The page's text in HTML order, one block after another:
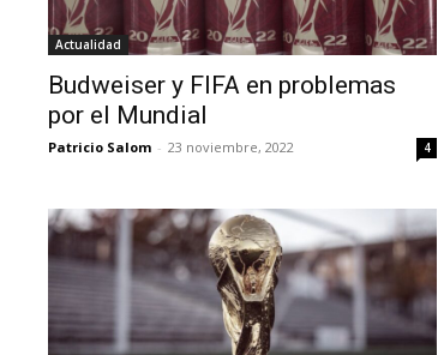
Actualidad
Budweiser y FIFA en problemas
por el Mundial
Patricio Salom - 23 noviembre, 2022 4